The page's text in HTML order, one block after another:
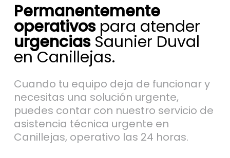
Permanentemente
operativospara atender
urgenciasSaunier Duval
en Canillejas.
Cuando tu equipo deja de funcionar y
necesitas una solución urgente,
puedes contar con nuestro servicio de
asistencia técnica urgente en
Canillejas, operativo las 24 horas.